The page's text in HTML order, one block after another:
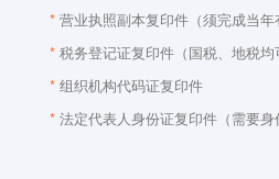
* 营业执照副本复印件（须完成当
* 税务登记证复印件（国税、地税均
* 组织机构代码证复印件
* 法定代表人身份证复印件（需要身